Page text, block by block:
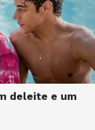
deleite e um